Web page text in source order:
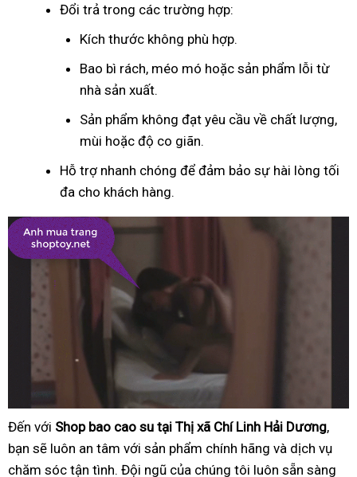
Đổi trả trong các trường hợp:
Kích thước không phù hợp.
Bao bì rách, méo mó hoặc sản phẩm lỗi từ
nhà sản xuất.
Sản phẩm không đạt yêu cầu về chất lượng,
mùi hoặc độ co giãn.
Hỗ trợ nhanh chóng để đảm bảo sự hài lòng tối
đa cho khách hàng.
Đến với Shop bao cao su tại Thị xã Chí Linh Hải Dương,
bạn sẽ luôn an tâm với sản phẩm chính hãng và dịch vụ
chăm sóc tận tình. Đội ngũ của chúng tôi luôn sẵn sàng